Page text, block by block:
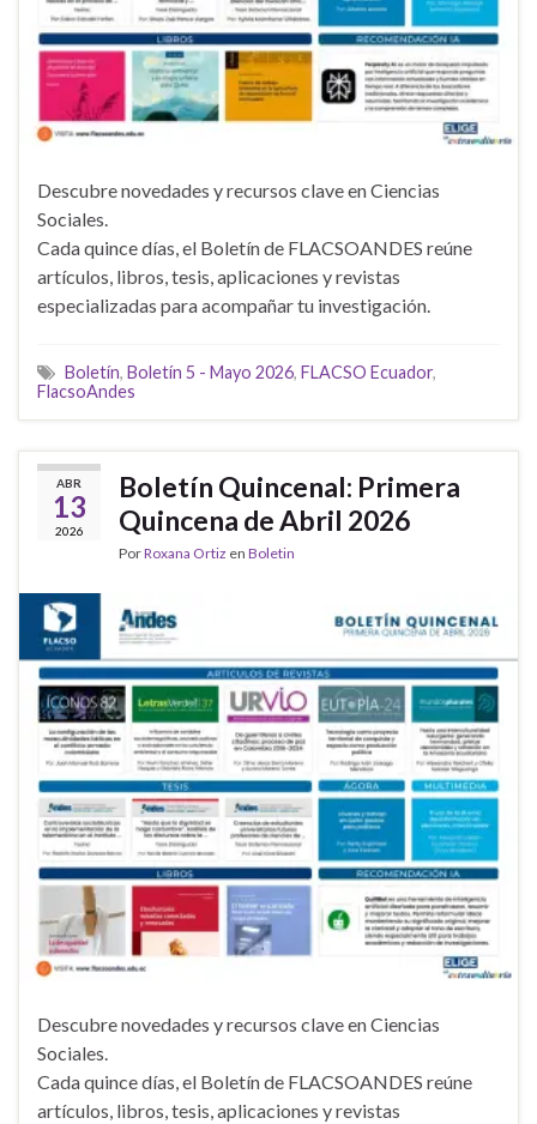
Descubre novedades y recursos clave en Ciencias
Sociales.
Cada quince días, el Boletín de FLACSOANDES reúne
artículos, libros, tesis, aplicaciones y revistas
especializadas para acompañar tu investigación.
Boletín, Boletín 5 - Mayo 2026, FLACSO Ecuador,
FlacsoAndes
ABR
13
2026
Boletín Quincenal: Primera
Quincena de Abril 2026
PorRoxana Ortiz en Boletin
Descubre novedades y recursos clave en Ciencias
Sociales.
Cada quince días, el Boletín de FLACSOANDES reúne
artículos, libros, tesis, aplicaciones y revistas